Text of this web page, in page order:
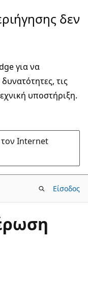
δεν
για να
τις
υποστήριξη.
τον Internet
Είσοδος